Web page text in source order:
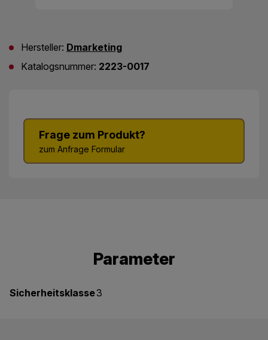
Frage zum Produkt?
zum Anfrage Formular
Hersteller: Dmarketing
Katalogsnummer: 2223-0017
Parameter
Sicherheitsklasse3